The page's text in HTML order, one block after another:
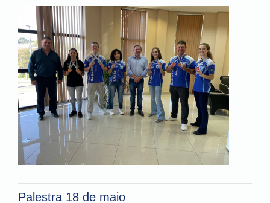
Palestra 18 de maio